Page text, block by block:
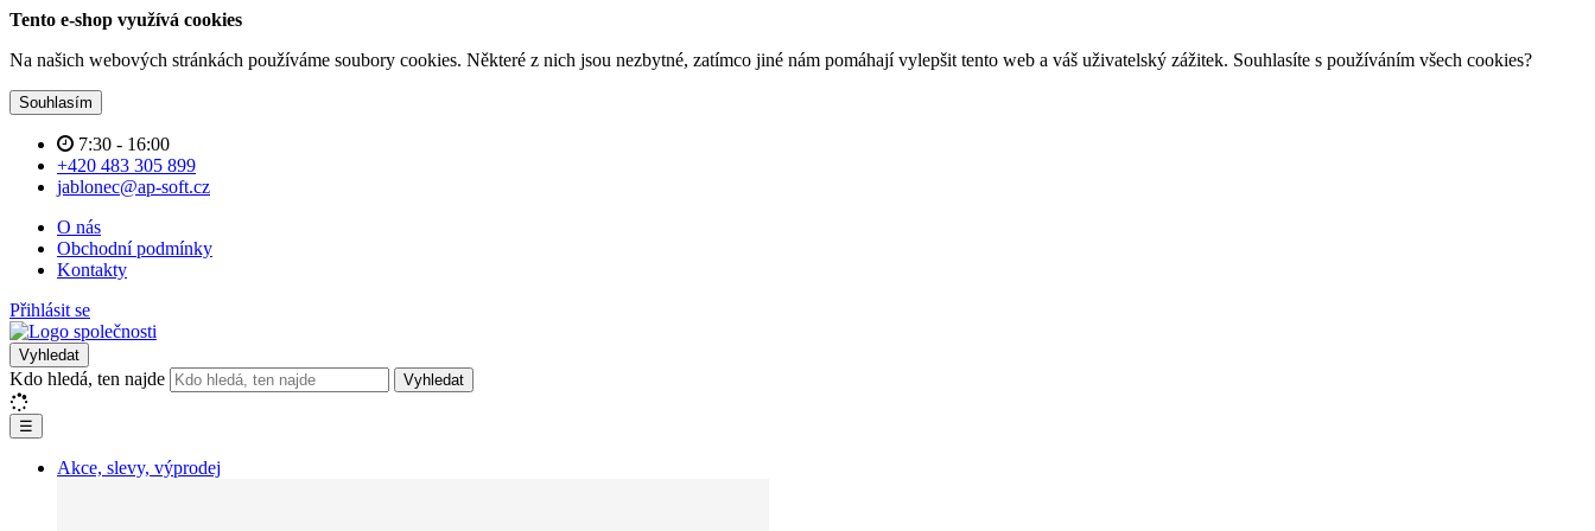
Tento e-shop využívá cookies
Na našich webových stránkách používáme soubory cookies. Některé z nich jsou nezbytné, zatímco jiné nám pomáhají vylepšit tento web a váš uživatelský zážitek. Souhlasíte s používáním všech cookies?
Souhlasím
7:30 - 16:00
+420 483 305 899
jablonec@ap-soft.cz
O nás
Obchodní podmínky
Kontakty
Přihlásit se
Vyhledat
Kdo hledá, ten najde Vyhledat
☰
Akce, slevy, výprodej